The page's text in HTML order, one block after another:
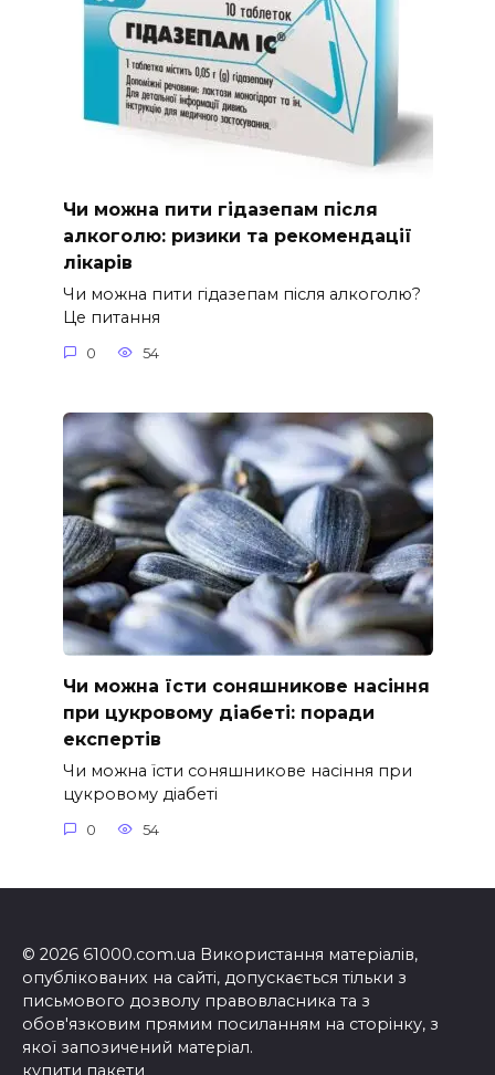
Чи можна пити гідазепам після
алкоголю: ризики та рекомендації
лікарів
Чи можна пити гідазепам після алкоголю?
Це питання
0 54
Чи можна їсти соняшникове насіння
при цукровому діабеті: поради
експертів
Чи можна їсти соняшникове насіння при
цукровому діабеті
0 54
© 2026 61000.com.ua Використання матеріалів,
опублікованих на сайті, допускається тільки з
письмового дозволу правовласника та з
обов'язковим прямим посиланням на сторінку, з
якої запозичений матеріал.